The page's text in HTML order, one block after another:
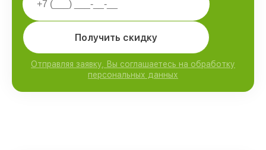
Получить скидку
Отправляя заявку, Вы соглашаетесь на обработку
персональных данных